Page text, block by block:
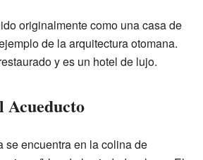
originalmente como una casa de
de la arquitectura otomana.
y es un hotel de lujo.
Acueducto
se encuentra en la colina de